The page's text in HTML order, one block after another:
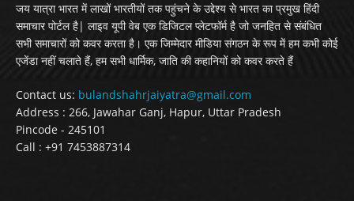
जय यात्रा भारत में लाखों भारतीयों तक पहुंचने के उद्देश्य से भारत का प्रमुख हिंदी
समाचार पोर्टल है| लाइव यूपी वेब एक डिजिटल प्लेटफॉर्म है जो जनहित से संबंधित
सभी समाचारों को कवर करता है। एक जिम्मेदार मीडिया संगठन के रूप में हम कभी कोई
एजेंडा नहीं चलाते हैं, हम सभी धार्मिक, जाति की कहानियों को कवर करते हैं
Contact us: bulandshahrjaiyatra@gmail.com
Address : 266, Jawahar Ganj, Hapur, Uttar Pradesh
Pincode - 245101
Call : +91 7453887314